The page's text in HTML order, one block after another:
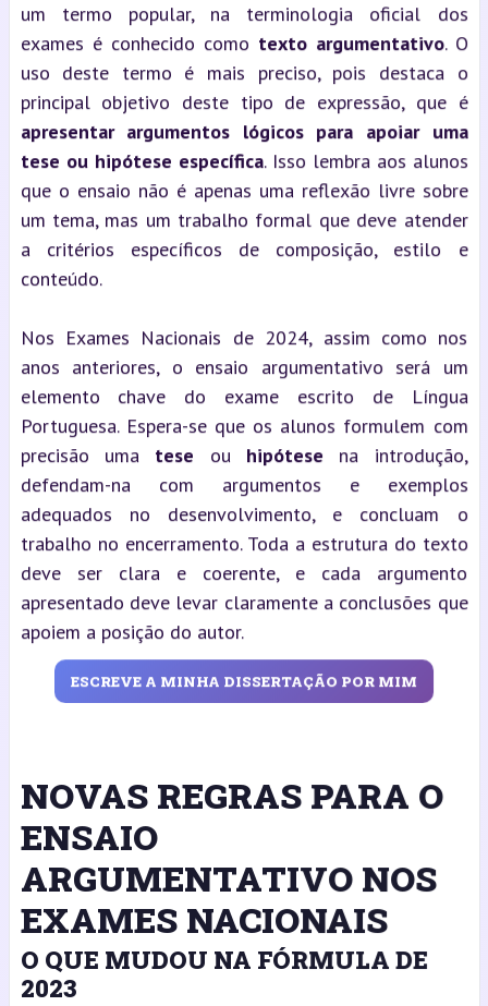
um termo popular, na terminologia oficial dos
exames é conhecido como texto argumentativo. O
uso deste termo é mais preciso, pois destaca o
principal objetivo deste tipo de expressão, que é
apresentar argumentos lógicos para apoiar uma
tese ou hipótese específica. Isso lembra aos alunos
que o ensaio não é apenas uma reflexão livre sobre
um tema, mas um trabalho formal que deve atender
a critérios específicos de composição, estilo e
conteúdo.
Nos Exames Nacionais de 2024, assim como nos
anos anteriores, o ensaio argumentativo será um
elemento chave do exame escrito de Língua
Portuguesa. Espera-se que os alunos formulem com
precisão uma tese ou hipótese na introdução,
defendam-na com argumentos e exemplos
adequados no desenvolvimento, e concluam o
trabalho no encerramento. Toda a estrutura do texto
deve ser clara e coerente, e cada argumento
apresentado deve levar claramente a conclusões que
apoiem a posição do autor.
ESCREVE A MINHA DISSERTAÇÃO POR MIM
NOVAS REGRAS PARA O
ENSAIO
ARGUMENTATIVO NOS
EXAMES NACIONAIS
O QUE MUDOU NA FÓRMULA DE
2023